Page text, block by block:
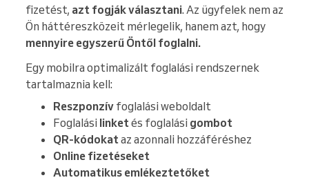
fizetést, azt fogják választani. Az ügyfelek nem az
Ön háttéreszközeit mérlegelik, hanem azt, hogy
mennyire egyszerű Öntől foglalni.
Egy mobilra optimalizált foglalási rendszernek
tartalmaznia kell:
Reszponzív foglalási weboldalt
Foglalási linket és foglalási gombot
QR-kódokat az azonnali hozzáféréshez
Online fizetéseket
Automatikus emlékeztetőket